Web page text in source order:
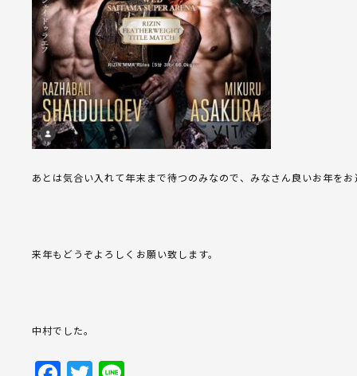
あとは気合い入れて年末まで待つのみなので、みなさん良いお年を
来年もどうぞよろしくお願い致します。
中村でした。